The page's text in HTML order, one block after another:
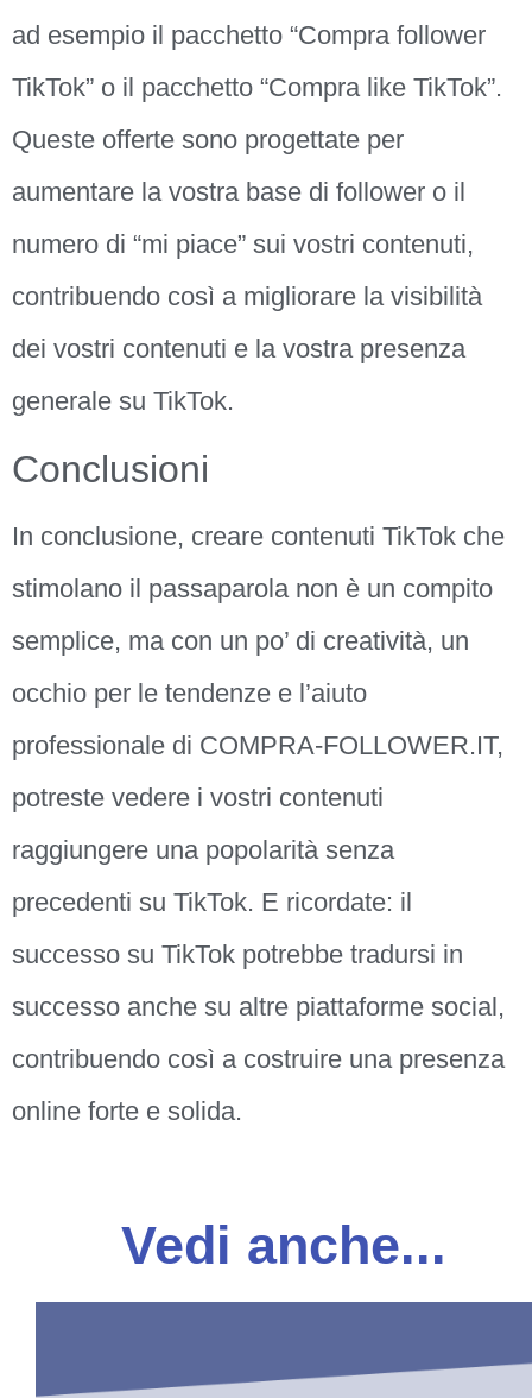
ad esempio il pacchetto “Compra follower
TikTok” o il pacchetto “Compra like TikTok”.
Queste offerte sono progettate per
aumentare la vostra base di follower o il
numero di “mi piace” sui vostri contenuti,
contribuendo così a migliorare la visibilità
dei vostri contenuti e la vostra presenza
generale su TikTok.
Conclusioni
In conclusione, creare contenuti TikTok che
stimolano il passaparola non è un compito
semplice, ma con un po’ di creatività, un
occhio per le tendenze e l’aiuto
professionale di COMPRA-FOLLOWER.IT,
potreste vedere i vostri contenuti
raggiungere una popolarità senza
precedenti su TikTok. E ricordate: il
successo su TikTok potrebbe tradursi in
successo anche su altre piattaforme social,
contribuendo così a costruire una presenza
online forte e solida.
Vedi anche...